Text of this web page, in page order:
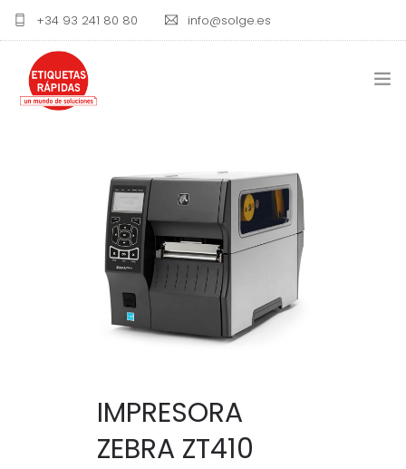
+34 93 241 80 80 info@solge.es
IMPRESORAS DE ETIQUETAS
RIBBON Y TINTAS
IMPRESORA
ZEBRA ZT410